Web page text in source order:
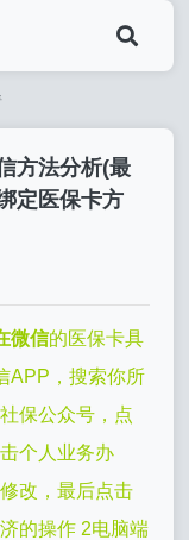
方法分析(最
定医保卡方
微信的医保卡具
APP，搜索你所
保公众号，点
个人业务办
改，最后点击
的操作 2电脑端